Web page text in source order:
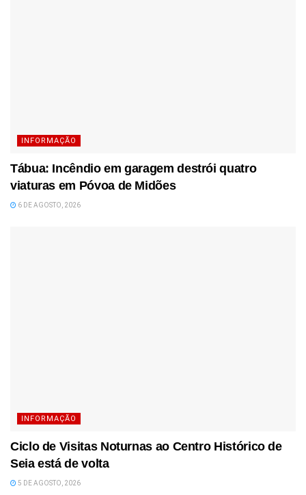
INFORMAÇÃO
Tábua: Incêndio em garagem destrói quatro
viaturas em Póvoa de Midões
6 DE AGOSTO, 2026
INFORMAÇÃO
Ciclo de Visitas Noturnas ao Centro Histórico de
Seia está de volta
5 DE AGOSTO, 2026